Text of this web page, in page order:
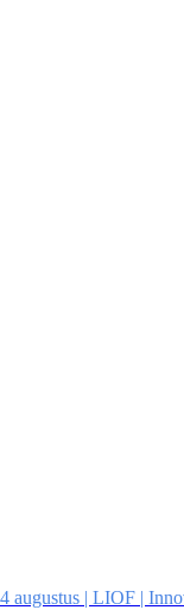
4 augustus | LIOF |